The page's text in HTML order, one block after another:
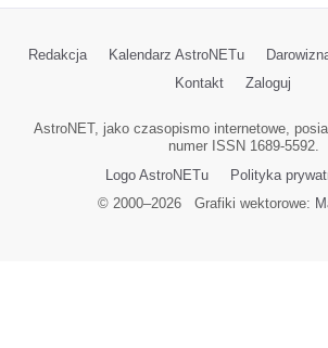
Redakcja Kalendarz AstroNETu
Kontakt
Zaloguj
AstroNET, jako czasopismo internetowe,
numer ISSN 1689-5592.
Logo AstroNETu
Polityka
© 2000–2026Grafiki wektorowe: